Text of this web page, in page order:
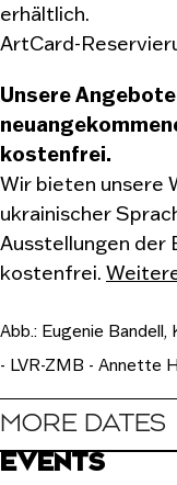
erhältlich.
ArtCard-
Unsere
kostenfrei.
Wir bieten unsere
ukrainischer
Ausstellungen der
kostenfrei.
Abb.: Eugenie
- LVR-ZMB - Annette
MORE DATES
EVENTS